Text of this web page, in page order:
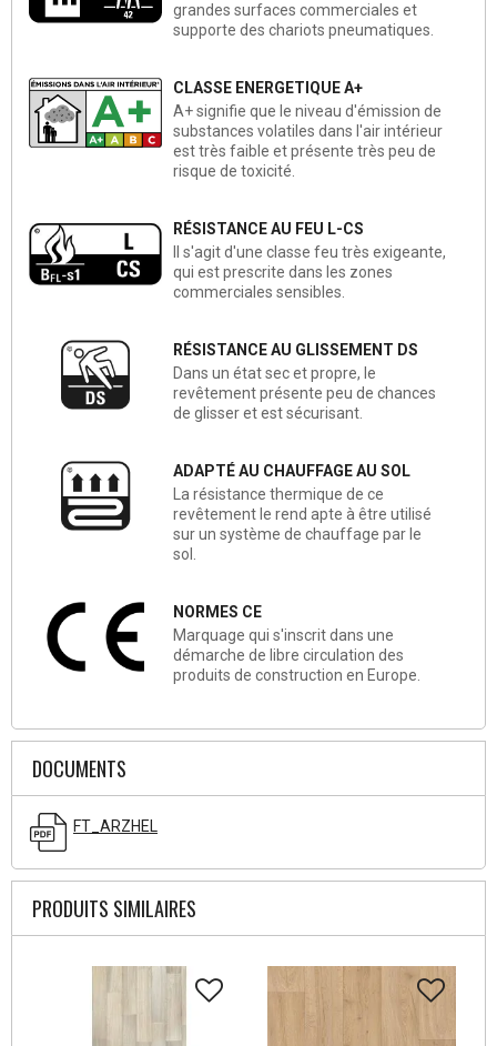
grandes surfaces commerciales et
supporte des chariots pneumatiques.
CLASSE ENERGETIQUE A+
A+ signifie que le niveau d'émission de
substances volatiles dans l'air intérieur
est très faible et présente très peu de
risque de toxicité.
RÉSISTANCE AU FEU L-CS
Il s'agit d'une classe feu très exigeante,
qui est prescrite dans les zones
commerciales sensibles.
RÉSISTANCE AU GLISSEMENT DS
Dans un état sec et propre, le
revêtement présente peu de chances
de glisser et est sécurisant.
ADAPTÉ AU CHAUFFAGE AU SOL
La résistance thermique de ce
revêtement le rend apte à être utilisé
sur un système de chauffage par le
sol.
NORMES CE
Marquage qui s'inscrit dans une
démarche de libre circulation des
produits de construction en Europe.
DOCUMENTS
FT_ARZHEL
PRODUITS SIMILAIRES